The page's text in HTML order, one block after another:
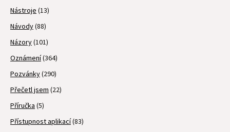
Nástroje (13)
Návody(88)
Názory(101)
Oznámení(364)
Pozvánky(290)
Přečetl jsem (22)
Příručka (5)
Přístupnost aplikací(83)